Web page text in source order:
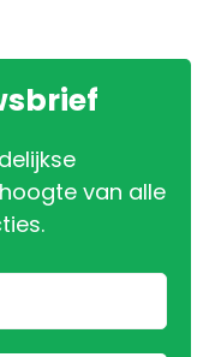
van alle